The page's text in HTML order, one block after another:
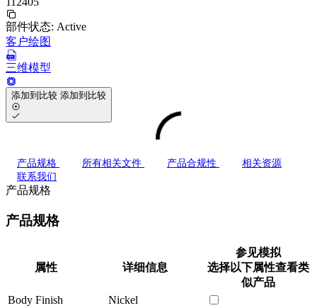
部件状态: Active
客户绘图
三维模型
添加到比较 添加到比较
产品规格 所有相关文件 产品合规性
相关资源
联系我们
产品规格
产品规格
属性 详细信息
参见模拟
选择以下属性查看类
似产品
Body Finish
Nickel